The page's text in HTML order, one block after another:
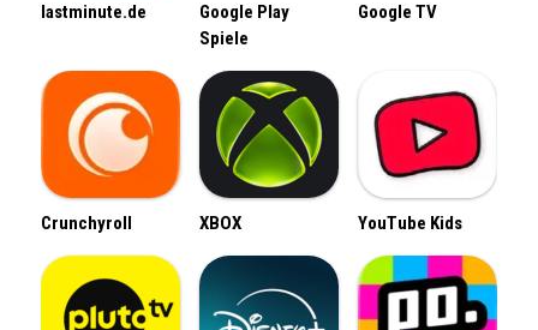
lastminute.de
Google Play
Spiele
Google TV
Crunchyroll XBOX YouTube Kids